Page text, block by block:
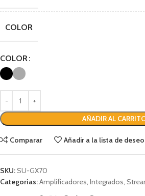
COLOR
COLOR
AÑADIR AL
Comparar Añadir a la lista de
SKU:SU-GX70
Categorías:Amplificadores, Integrados,